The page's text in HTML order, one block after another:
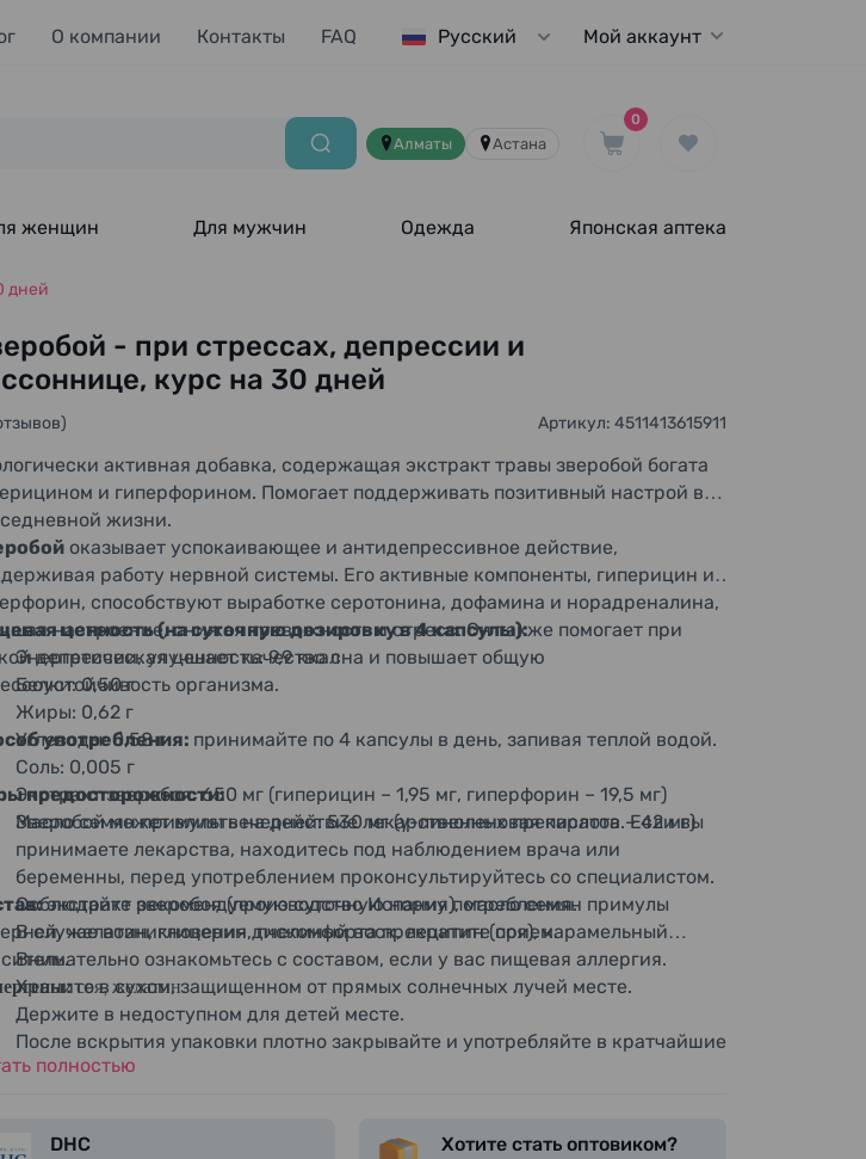
Алматы Астана
0
О компании Контакты FAQ Русский Мой аккаунт
женщин Для мужчин Одежда Японская аптека
дней
- при стрессах, депрессии и
курс на 30 дней
Артикул: 4511413615911
активная добавка, содержащая экстракт травы зверобой богата
и гиперфорином. Помогает поддерживать позитивный настрой в
жизни.
оказывает успокаивающее и антидепрессивное действие,
работу нервной системы. Его активные компоненты, гиперицин и
способствуют выработке серотонина, дофамина и норадреналина,
настроение, снижая тревожность и стресс. Он также помогает при
депрессии, улучшает качество сна и повышает общую
организма.
ценность (на суточную дозировку в 4 капсулы):
Энергетическая ценность: 9,9 ккал
Белки: 0,50 г
Жиры: 0,62 г
Углеводы: 0,58 г
Соль: 0,005 г
Экстракт зверобоя: 650 мг (гиперицин – 1,95 мг, гиперфорин – 19,5 мг)
Масло семян примулы вечерней: 530 мг (γ-линоленовая кислота – 42 мг)
употребления: принимайте по 4 капсулы в день, запивая теплой водой.
предосторожности:
Зверобой может влиять на действие лекарственных препаратов. Если вы
принимаете лекарства, находитесь под наблюдением врача или
беременны, перед употреблением проконсультируйтесь со специалистом.
Соблюдайте рекомендуемую суточную норму потребления.
В случае возникновения дискомфорта прекратите прием.
Внимательно ознакомьтесь с составом, если у вас пищевая аллергия.
Храните в сухом, защищенном от прямых солнечных лучей месте.
Держите в недоступном для детей месте.
После вскрытия упаковки плотно закрывайте и употребляйте в кратчайшие
сроки.
экстракт зверобоя (производство Испания), масло семян примулы
желатин, глицерин, пчелиный воск, лецитин (соя), карамельный
соя, желатин.
полностью
DHC Хотите стать оптовиком?